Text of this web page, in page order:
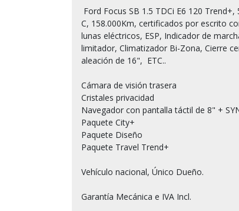
C, 158.000Km, certificados por escrito
lunas eléctricos, ESP, Indicador de
limitador, Climatizador Bi-Zona, Cierre
aleación de 16",  ETC..
Cámara de visión trasera
Cristales privacidad
Navegador con pantalla táctil de 8" +
Paquete City+
Paquete Diseño
Paquete Travel Trend+
Vehículo nacional, Único Dueño.
Garantía Mecánica e IVA Incl.